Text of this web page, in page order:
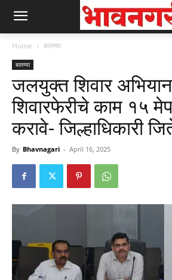
Home बातम्या
बातम्या
जलयुक्त शिवार
शिवारफेरीचे काम १५
करावे- जिल्हाधिकारी
By Bhavnagari - April 16, 2025